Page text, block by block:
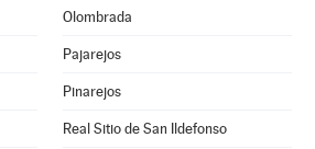
Olombrada
Pajarejos
Pinarejos
Real Sitio de San Ildefonso